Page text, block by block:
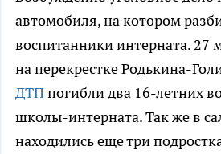
автомобиля, на котором
воспитанники интерната. 27
на перекрестке Родькина-
ДТПпогибли два 16-летних
школы-интерната. Так же в
находились еще три